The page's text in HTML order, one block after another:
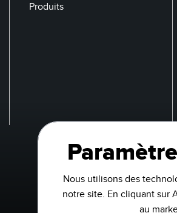
Produits
Nous utilisons des
notre site. En cliquant sur
au